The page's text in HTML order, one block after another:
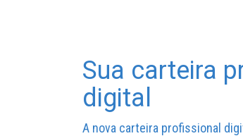
Sua carteira
digital
A nova carteira profissional